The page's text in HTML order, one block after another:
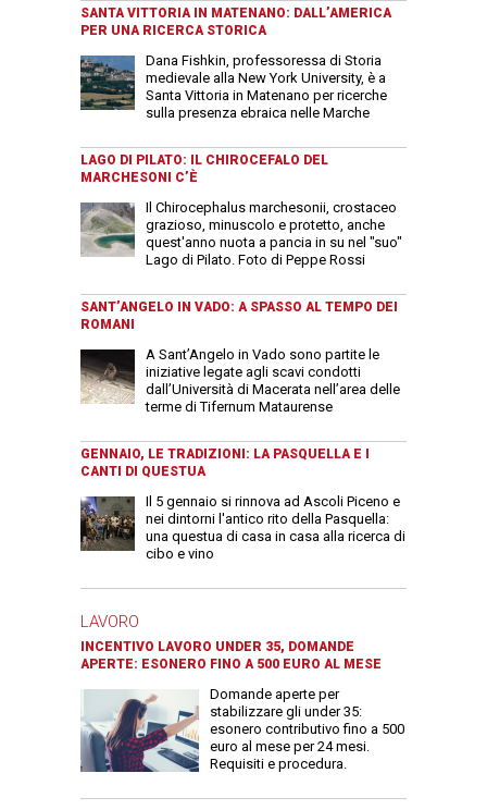
SANTA VITTORIA IN MATENANO: DALL’AMERICA
PER UNA RICERCA STORICA
Dana Fishkin, professoressa di Storia
medievale alla New York University, è a
Santa Vittoria in Matenano per ricerche
sulla presenza ebraica nelle Marche
LAGO DI PILATO: IL CHIROCEFALO DEL
MARCHESONI C’È
Il Chirocephalus marchesonii, crostaceo
grazioso, minuscolo e protetto, anche
quest'anno nuota a pancia in su nel "suo"
Lago di Pilato. Foto di Peppe Rossi
SANT’ANGELO IN VADO: A SPASSO AL TEMPO DEI
ROMANI
A Sant’Angelo in Vado sono partite le
iniziative legate agli scavi condotti
dall’Università di Macerata nell’area delle
terme di Tifernum Mataurense
GENNAIO, LE TRADIZIONI: LA PASQUELLA E I
CANTI DI QUESTUA
Il 5 gennaio si rinnova ad Ascoli Piceno e
nei dintorni l'antico rito della Pasquella:
una questua di casa in casa alla ricerca di
cibo e vino
LAVORO
INCENTIVO LAVORO UNDER 35, DOMANDE
APERTE: ESONERO FINO A 500 EURO AL MESE
Domande aperte per
stabilizzare gli under 35:
esonero contributivo fino a 500
euro al mese per 24 mesi.
Requisiti e procedura.